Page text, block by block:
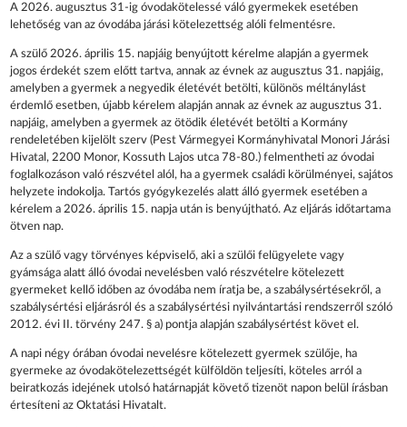
A 2026. augusztus 31-ig óvodakötelessé váló gyermekek esetében
lehetőség van az óvodába járási kötelezettség alóli felmentésre.
A szülő 2026. április 15. napjáig benyújtott kérelme alapján a gyermek
jogos érdekét szem előtt tartva, annak az évnek az augusztus 31. napjáig,
amelyben a gyermek a negyedik életévét betölti, különös méltánylást
érdemlő esetben, újabb kérelem alapján annak az évnek az augusztus 31.
napjáig, amelyben a gyermek az ötödik életévét betölti a Kormány
rendeletében kijelölt szerv (Pest Vármegyei Kormányhivatal Monori Járási
Hivatal, 2200 Monor, Kossuth Lajos utca 78-80.) felmentheti az óvodai
foglalkozáson való részvétel alól, ha a gyermek családi körülményei, sajátos
helyzete indokolja. Tartós gyógykezelés alatt álló gyermek esetében a
kérelem a 2026. április 15. napja után is benyújtható. Az eljárás időtartama
ötven nap.
Az a szülő vagy törvényes képviselő, aki a szülői felügyelete vagy
gyámsága alatt álló óvodai nevelésben való részvételre kötelezett
gyermeket kellő időben az óvodába nem íratja be, a szabálysértésekről, a
szabálysértési eljárásról és a szabálysértési nyilvántartási rendszerről szóló
2012. évi II. törvény 247. § a) pontja alapján szabálysértést követ el.
A napi négy órában óvodai nevelésre kötelezett gyermek szülője, ha
gyermeke az óvodakötelezettségét külföldön teljesíti, köteles arról a
beiratkozás idejének utolsó határnapját követő tizenöt napon belül írásban
értesíteni az Oktatási Hivatalt.